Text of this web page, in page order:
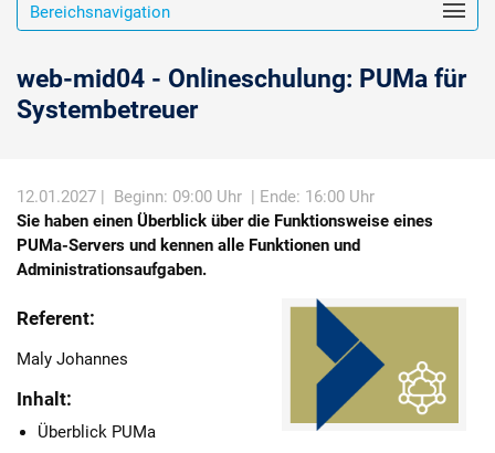
Fortbildung
Service
Über die AKDB
Bereichsnavigation
web-mid04 - Onlineschulung: PUMa für
Systembetreuer
12.01.2027 | Beginn: 09:00 Uhr | Ende: 16:00 Uhr
Sie haben einen Überblick über die Funktionsweise eines
PUMa-Servers und kennen alle Funktionen und
Administrationsaufgaben.
Referent:
Maly Johannes
Inhalt:
Überblick PUMa